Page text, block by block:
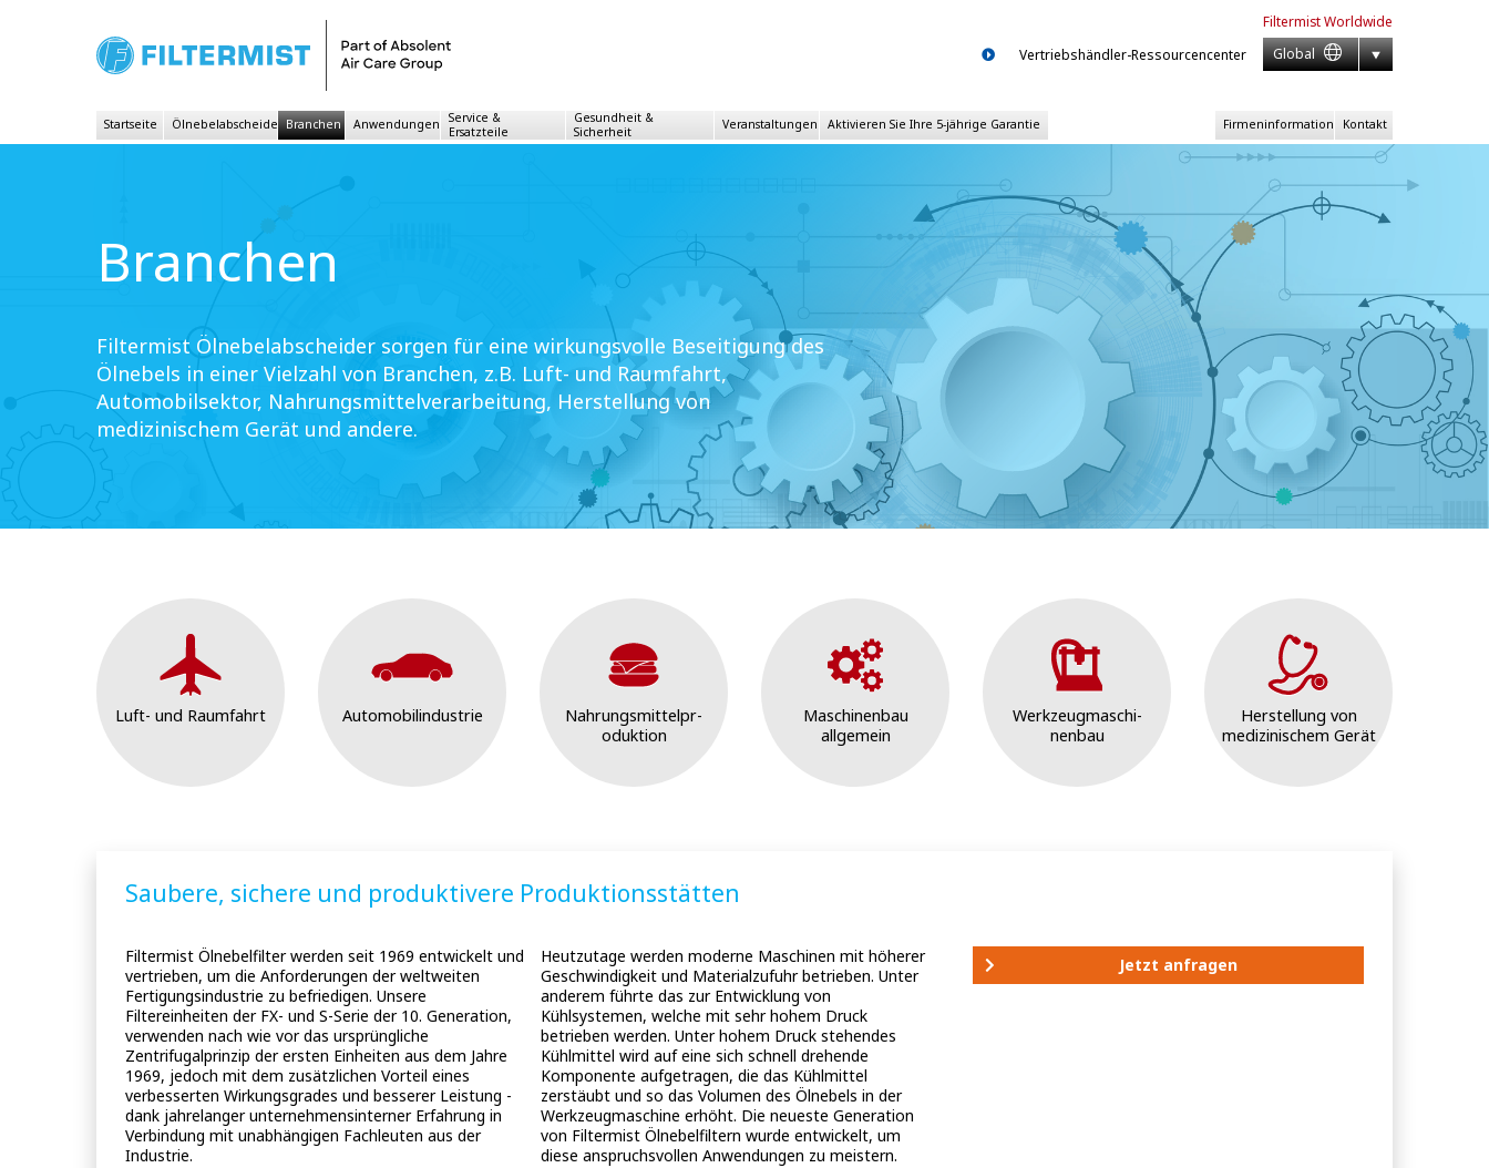
Vertriebshändler-Ressourcencenter
FiltermistWorldwide
Global
Startseite Ölnebelabscheider Branchen Anwendungen Service &
Ersatzteile
Gesundheit &
Sicherheit
Veranstaltungen Aktivieren Sie Ihre 5-jährige Garantie Firmeninformation Kontakt
Branchen
Filtermist Ölnebelabscheider sorgen für eine wirkungsvolle Beseitigung des
Ölnebels in einer Vielzahl von Branchen, z.B. Luft- und Raumfahrt,
Automobilsektor, Nahrungsmittelverarbeitung, Herstellung von
medizinischem Gerät und andere.
Luft- und Raumfahrt Automobilindustrie
Nahrungsmittelpr-
oduktion
Maschinenbau
allgemein
Werkzeugmaschi-
nenbau
Herstellung von
medizinischem Gerät
Saubere, sichere und produktivere Produktionsstätten
Filtermist Ölnebelfilter werden seit 1969 entwickelt und
vertrieben, um die Anforderungen der weltweiten
Fertigungsindustrie zu befriedigen. Unsere
Filtereinheiten der FX- und S-Serie der 10. Generation,
verwenden nach wie vor das ursprüngliche
Zentrifugalprinzip der ersten Einheiten aus dem Jahre
1969, jedoch mit dem zusätzlichen Vorteil eines
verbesserten Wirkungsgrades und besserer Leistung -
dank jahrelanger unternehmensinterner Erfahrung in
Verbindung mit unabhängigen Fachleuten aus der
Industrie.
Heutzutage werden moderne Maschinen mit höherer
Geschwindigkeit und Materialzufuhr betrieben. Unter
anderem führte das zur Entwicklung von
Kühlsystemen, welche mit sehr hohem Druck
betrieben werden. Unter hohem Druck stehendes
Kühlmittel wird auf eine sich schnell drehende
Komponente aufgetragen, die das Kühlmittel
zerstäubt und so das Volumen des Ölnebels in der
Werkzeugmaschine erhöht. Die neueste Generation
von Filtermist Ölnebelfiltern wurde entwickelt, um
diese anspruchsvollen Anwendungen zu meistern.
Jetzt anfragen